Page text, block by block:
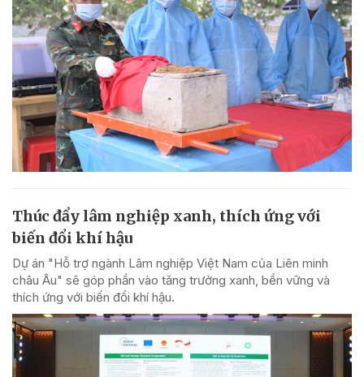
Thúc đẩy lâm nghiệp xanh, thích ứng với
biến đổi khí hậu
Dự án "Hỗ trợ ngành Lâm nghiệp Việt Nam của Liên minh
châu Âu" sẽ góp phần vào tăng trưởng xanh, bền vững và
thích ứng với biến đổi khí hậu.